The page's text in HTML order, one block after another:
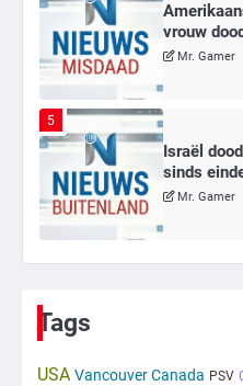
vrouw
eigen
Mr. Gamer
5
Israël
sinds
meerdere
Mr. Gamer
6
Tags
USA Vancouver Canada PSV